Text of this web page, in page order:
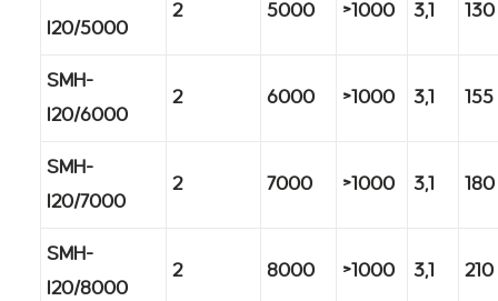
I20/5000
2 5000 >1000 3,1
SMH-
I20/6000
2 6000 >1000 3,1 155
SMH-
I20/7000
2 7000 >1000 3,1
SMH-
I20/8000
2 8000 >1000 3,1 210